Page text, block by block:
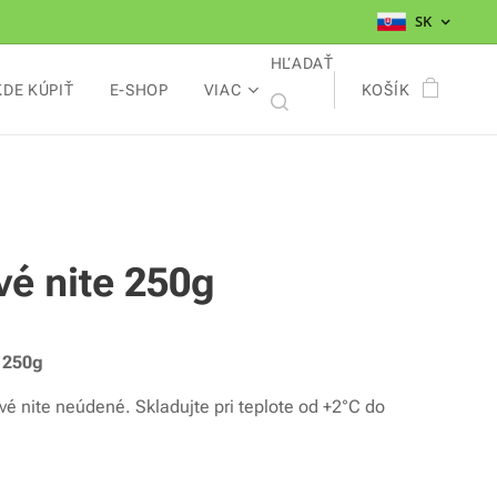
SK
KÚPIŤ E-SHOP VIAC
HĽADAŤ
KOŠÍK
nite 250g
nite neúdené. Skladujte pri teplote od +2°C do